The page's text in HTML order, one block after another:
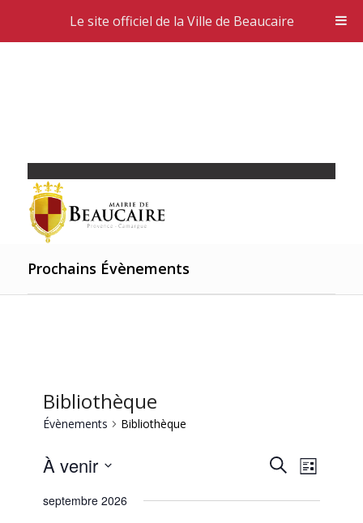
Prochains Évènements
Bibliothèque
Évènements Bibliothèque
Recherche
de
vues
Liste
À venir
une
septembre 2026
Le site officiel de la Ville de Beaucaire